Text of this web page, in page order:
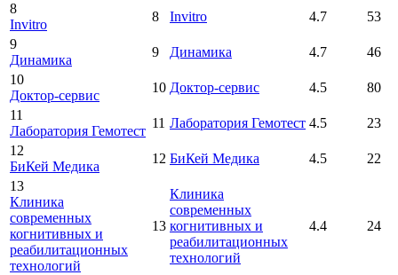
8
Invitro
8 Invitro 4.7
53
9
Динамика
9 Динамика 4.7
46
10
Доктор-сервис
10 Доктор-сервис 4.5
80
11
Лаборатория Гемотест
11 Лаборатория Гемотест 4.5
23
12
БиКей Медика
12 БиКей Медика 4.5
22
13
Клиника
современных
когнитивных и
реабилитационных
технологий
13
Клиника
современных
когнитивных и
реабилитационных
технологий
4.4 24